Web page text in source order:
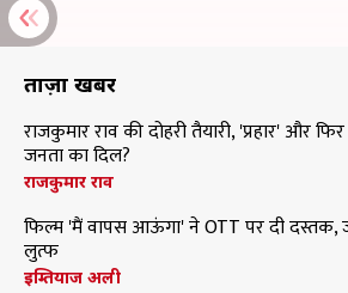
ताज़ा खबरें
राजकुमार राव की दोहरी तैयारी, 'प्रहार' और
जनता का दिल?
राजकुमार राव
फिल्म 'मैं वापस आऊंगा' ने OTT पर दी दस्तक,
लुत्फ
इम्तियाज अली